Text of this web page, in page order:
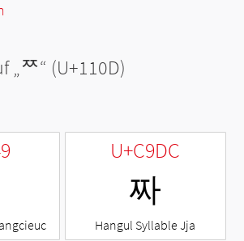
„ᄍ“ (U+110D)
U+C9DC
짜
Hangul Syllable Jja